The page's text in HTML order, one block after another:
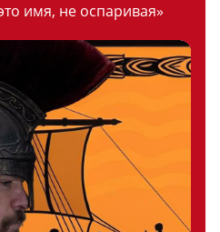
имя, не оспаривая»